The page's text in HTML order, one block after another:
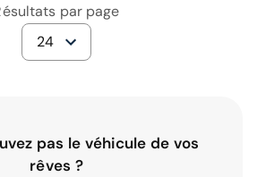
par page
24
pas le véhicule de vos
rêves ?